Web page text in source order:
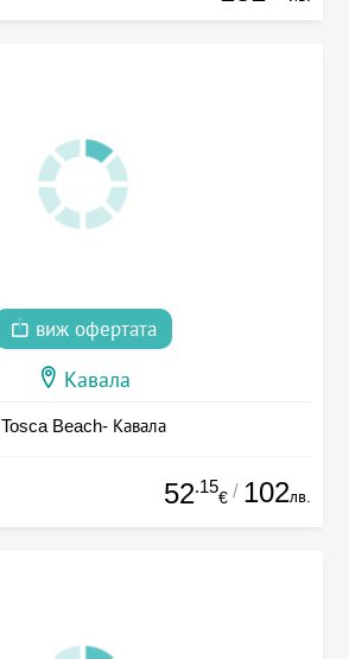
виж офертата
Кавала
Tosca Beach- Кавала
52.15
€ / 102лв.